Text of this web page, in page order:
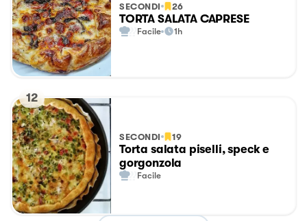
SECONDI 26
TORTA SALATA CAPRESE
Facile 1h
12
SECONDI 19
Torta salata piselli, speck e
gorgonzola
Facile